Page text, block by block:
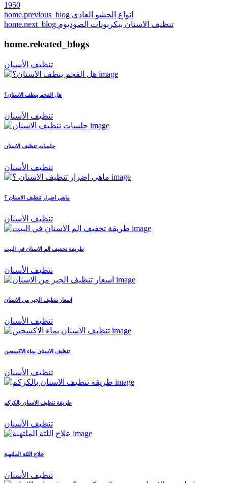
1950
home.previous_blog انواع الحشو العادي
home.next_blog تنظيف الاسنان بيكربونات الصوديوم
home.releated_blogs
تنظيف الأسنان
هل الفحم ينظف الاسنان؟
تنظيف الأسنان
جلسات تنظيف الاسنان
تنظيف الأسنان
ماهي اضرار تنظيف الاسنان ؟
تنظيف الأسنان
طريقة تخفيف الم الاسنان في البيت
تنظيف الأسنان
اسعار تنظيف الجير من الاسنان
تنظيف الأسنان
تنظيف الاسنان بماء الاكسجين
تنظيف الأسنان
طريقة تنظيف الاسنان بالكركم
تنظيف الأسنان
علاج اللثة الملتهبة
تنظيف الأسنان